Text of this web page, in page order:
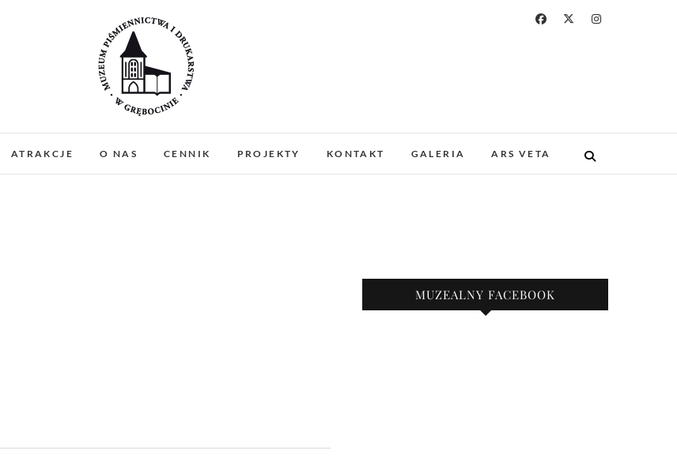
Muzeum Piśmiennictwa i Drukarstwa w
Grębocinie
WARSZTATY I POKAZY.
ATRAKCJE O NAS CENNIK PROJEKTY KONTAKT GALERIA ARS VETA
MUZEALNY FACEBOOK